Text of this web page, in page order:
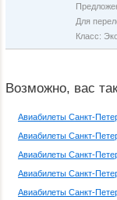
Для
Класс:
Возможно, вас
Авиабилеты Санкт-
Авиабилеты Санкт-
Авиабилеты Санкт-
Авиабилеты Санкт-
Авиабилеты Санкт-